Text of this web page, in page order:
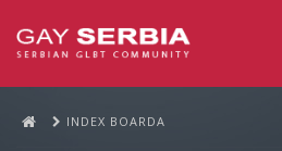
INDEX BOARDA